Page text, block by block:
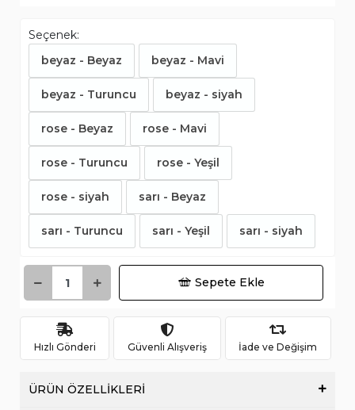
Seçenek:
beyaz - Beyaz
beyaz - Mavi
beyaz - Turuncu beyaz - siyah
rose - Beyaz rose - Mavi
rose - Turuncu rose - Yeşil
rose - siyah sarı - Beyaz
sarı - Turuncu sarı - Yeşil sarı - siyah
Sepete Ekle
Hızlı Gönderi Güvenli Alışveriş İade ve Değişim
ÜRÜN ÖZELLİKLERİ